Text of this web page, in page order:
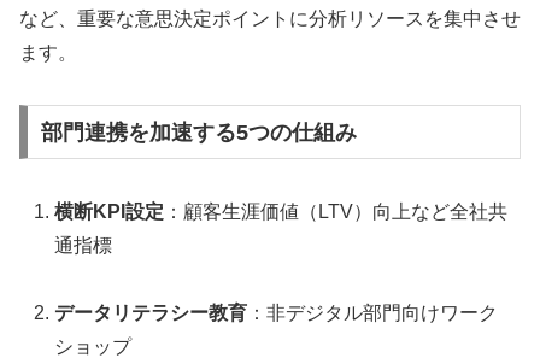
など、重要な意思決定ポイントに分析リソースを集中させ
ます。
部門連携を加速する5つの仕組み
横断KPI設定 ：顧客生涯価値（LTV）向上など全社共
通指標
データリテラシー教育 ：非デジタル部門向けワーク
ショップ